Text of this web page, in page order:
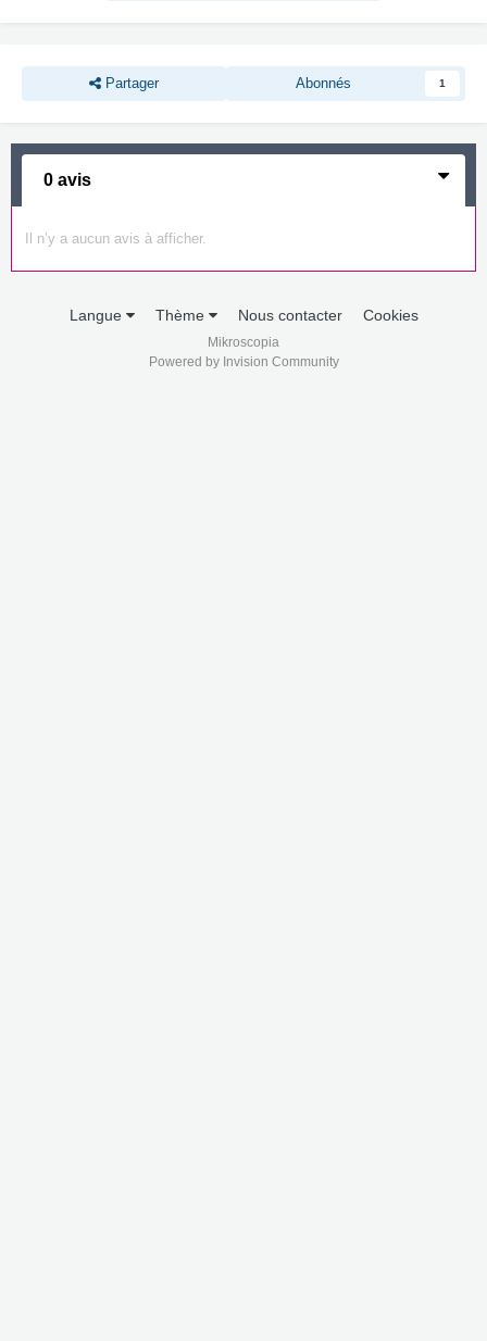
Partager Abonnés 1
0 avis
Il n’y a aucun avis à afficher.
Langue Thème Nous contacter Cookies
Mikroscopia
Powered by Invision Community